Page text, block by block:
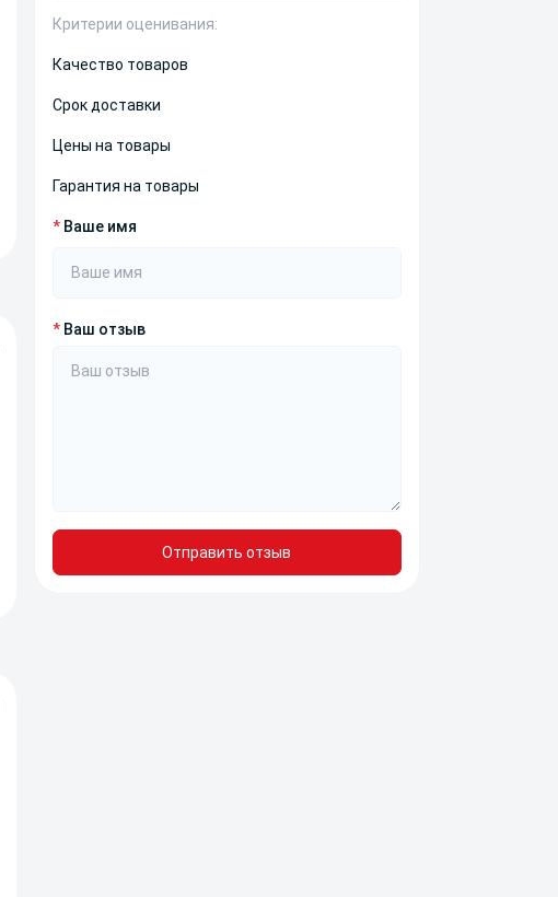
Критерии оценивания:
Качество товаров
Срок доставки
Цены на товары
Гарантия на товары
* Ваше имя
* Ваш отзыв
Отправить отзыв